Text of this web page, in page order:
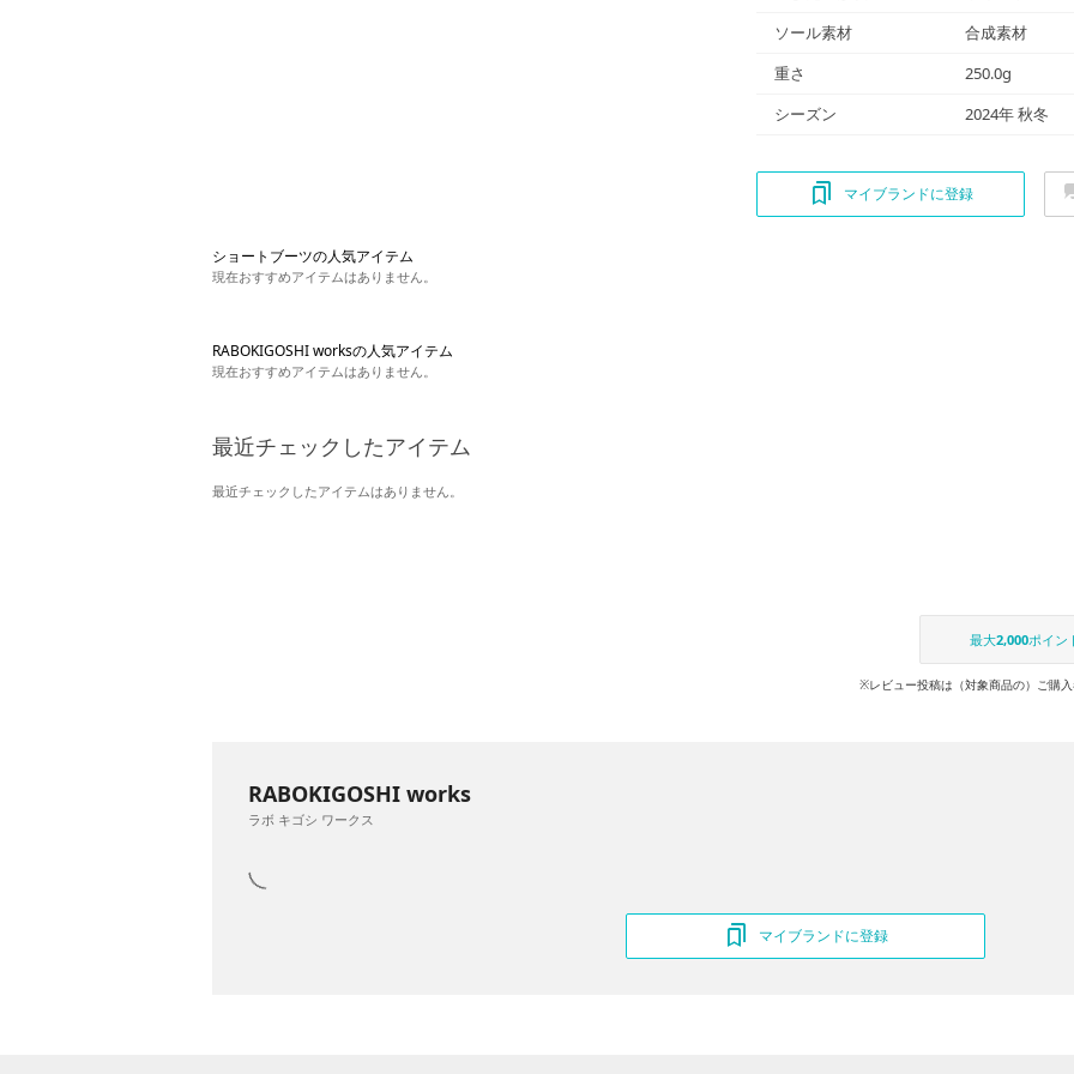
ソール素材
合成素材
重さ
250.0g
シーズン
2024年 秋冬
マイブランドに登録
ショートブーツの人気アイテム
現在おすすめアイテムはありません。
RABOKIGOSHI worksの人気アイテム
現在おすすめアイテムはありません。
最近チェックしたアイテム
最近チェックしたアイテムはありません。
最大2,000ポイン
※レビュー投稿は（対象商品の）ご購
RABOKIGOSHI works
ラボ キゴシ ワークス
マイブランドに登録